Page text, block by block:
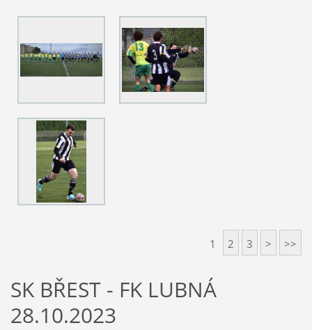
1 2 3 > >>
SK BŘEST - FK LUBNÁ
28.10.2023